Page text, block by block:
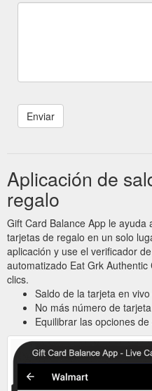
Aplicación de
regalo
Gift Card Balance App le
tarjetas de regalo en un solo
aplicación y use el verificador
automatizado Eat Grk
clics.
Saldo de la tarjeta en
No más número de
Equilibrar las opciones